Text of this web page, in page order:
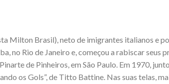
Milton Brasil), neto de imigrantes italianos e
no Rio de Janeiro e, começou a rabiscar seus
de Pinheiros, em São Paulo. Em 1970,
os Gols”, de Titto Battine. Nas suas telas,